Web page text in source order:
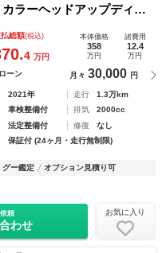
ラーヘッドアップディス
セーフティーシステム
総額(税込)
4 万円
本体価格
358
万円
諸費用
12.4
万円
ーン 月々 30,000 円
2021年 走行
1.3万km
車検整備付 排気
2000cc
法定整備付 修復
なし
保証付 (24ヶ月・走行無制限)
グー鑑定 オプション見積り可
頼
わせ
お気に入り